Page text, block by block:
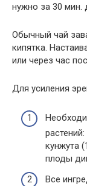
нужно за 30 мин.
Обычный чай
кипятка.
или через час
Для усиления
кунжута
плоды
Все